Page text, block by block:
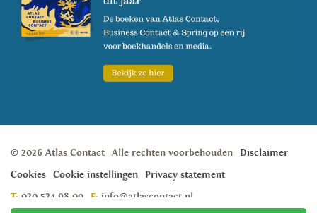
© 2026 Atlas Contact Alle rechten voorbehouden
Disclaimer
Cookies
Cookie instellingen
Privacy statement
T: 020 524 98 00 E: info@atlascontact.nl